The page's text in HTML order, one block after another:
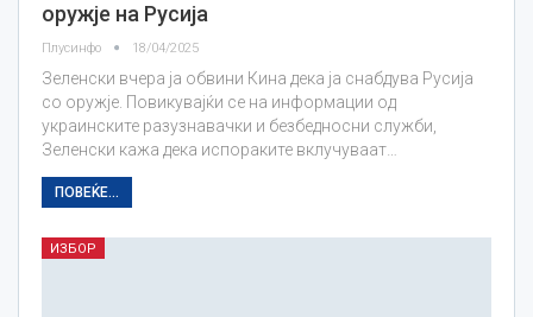
оружје на Русија
Плусинфо 18/04/2025
Зеленски вчера ја обвини Кина дека ја снабдува Русија
со оружје. Повикувајќи се на информации од
украинските разузнавачки и безбедносни служби,
Зеленски кажа дека испораките вклучуваат…
ПОВЕЌЕ...
ИЗБОР